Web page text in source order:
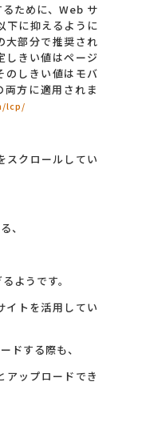
ために、Web サ
下に抑えるように
大部分で推奨され
しきい値はページ
のしきい値はモバ
方に適用されま
lcp/
スクロールしてい
、
ようです。
イトを活用してい
ドする際も、
アップロードでき